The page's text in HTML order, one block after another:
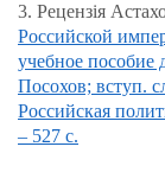
3. Рецензія
Российской
учебное
Посохов; вступ.
Российская
– 527 с.